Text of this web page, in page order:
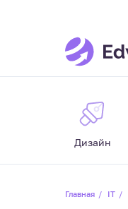
Дизайн
Главная IT